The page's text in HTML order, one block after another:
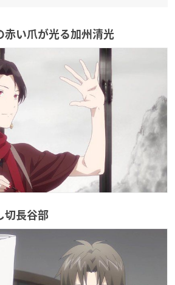
赤い爪が光る加州清光
切長谷部